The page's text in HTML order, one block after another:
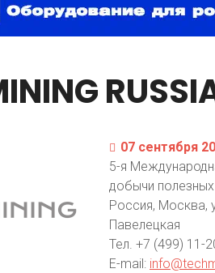
07 сентября
5-я
добычи
Россия, Москва,
Павелецкая
Тел. +7 (499) 11-
E-mail: